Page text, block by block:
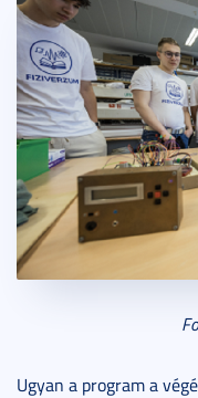
Ugyan a program a